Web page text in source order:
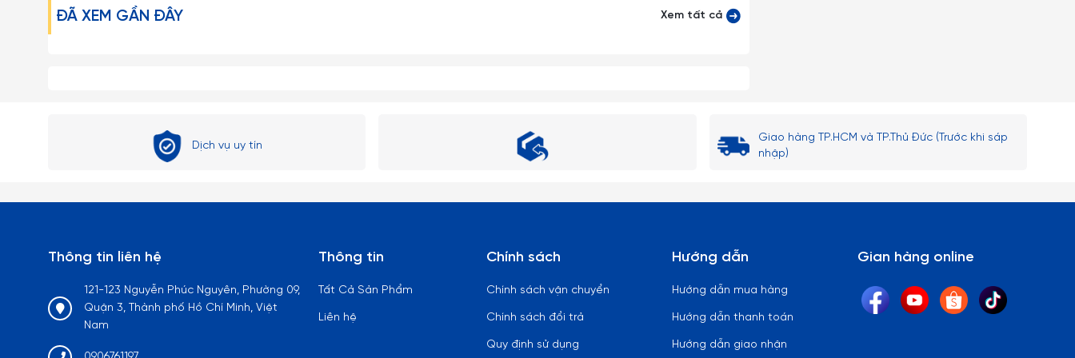
– Những loại ly rượu vang, ly cooktail thủy tinh mà có phần chân ly nhỏ dài rất dễ gẫy vỡ nên khi cầm phải nhẹ nhàng và tuyệt
– Hạn chế dùng Ly cốc thủy tinh với các loại máy rửa chén đĩa.
tinh luôn trong và sáng bóng như mới, đối với các loại lọ bình thuỷ tinh có cổ thon dài, khó rửa sạch có thể dùng những viên bi
nhỏ li ti bằng thép không gỉ để rửa chất cặn bã và vết bẩn nằm sâu trong bình.
Lưu ý:
ĐÃ XEM GẦN ĐÂY Xem tất cả
Dịch vụ uy tín
Giao hàng TP.HCM và TP.Thủ Đức (Trước khi sáp
nhập)
Thông tin liên hệ
121-123 Nguyễn Phúc Nguyên, Phường 09,
Quận 3, Thành phố Hồ Chí Minh, Việt
Nam
Thông tin
Tất Cả Sản Phẩm
Liên hệ
Chính sách
Chính sách vận chuyển
Chính sách đổi trả
Quy định sử dụng
Hướng dẫn
Hướng dẫn mua hàng
Hướng dẫn thanh toán
Hướng dẫn giao nhận
Gian hàng online